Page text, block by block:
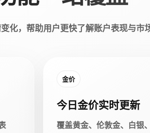
化，帮助用户更快了解账户表现与市
金价
今日金价实时更新
覆盖黄金、伦敦金、白银